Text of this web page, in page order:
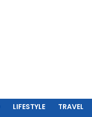
LIFESTYLE TRAVEL